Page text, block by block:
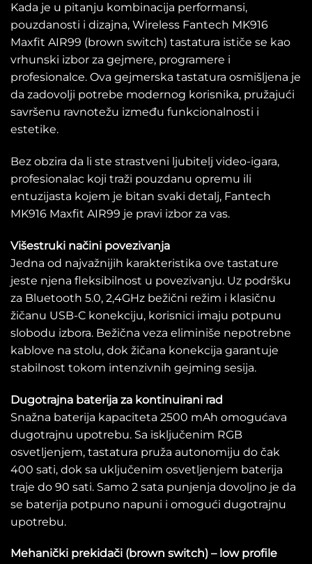
Kada je u pitanju kombinacija performansi,
pouzdanosti i dizajna, Wireless Fantech MK916
Maxfit AIR99 (brown switch) tastatura ističe se kao
vrhunski izbor za gejmere, programere i
profesionalce. Ova gejmerska tastatura osmišljena je
da zadovolji potrebe modernog korisnika, pružajući
savršenu ravnotežu između funkcionalnosti i
estetike.
Bez obzira da li ste strastveni ljubitelj video-igara,
profesionalac koji traži pouzdanu opremu ili
entuzijasta kojem je bitan svaki detalj, Fantech
MK916 Maxfit AIR99 je pravi izbor za vas.
Višestruki načini povezivanja
Jedna od najvažnijih karakteristika ove tastature
jeste njena fleksibilnost u povezivanju. Uz podršku
za Bluetooth 5.0, 2,4GHz bežični režim i klasičnu
žičanu USB-C konekciju, korisnici imaju potpunu
slobodu izbora. Bežična veza eliminiše nepotrebne
kablove na stolu, dok žičana konekcija garantuje
stabilnost tokom intenzivnih gejming sesija.
Dugotrajna baterija za kontinuirani rad
Snažna baterija kapaciteta 2500 mAh omogućava
dugotrajnu upotrebu. Sa isključenim RGB
osvetljenjem, tastatura pruža autonomiju do čak
400 sati, dok sa uključenim osvetljenjem baterija
traje do 90 sati. Samo 2 sata punjenja dovoljno je da
se baterija potpuno napuni i omogući dugotrajnu
upotrebu.
Mehanički prekidači (brown switch) – low profile